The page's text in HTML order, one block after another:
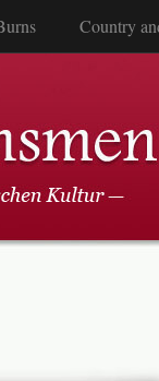
Country